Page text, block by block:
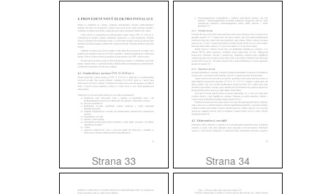
Strana 33 Strana 34